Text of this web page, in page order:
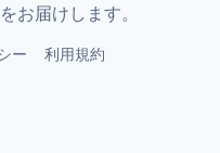
お届けします。
ー 利用規約